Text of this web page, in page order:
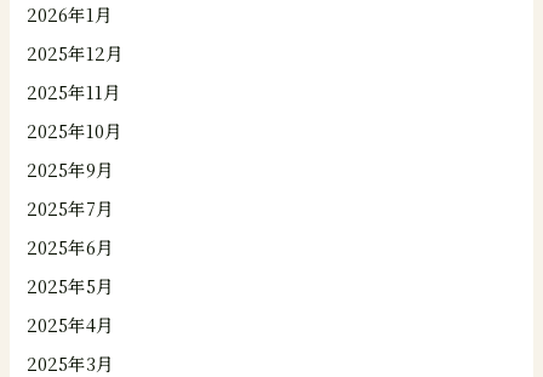
2026年1月
2025年12月
2025年11月
2025年10月
2025年9月
2025年7月
2025年6月
2025年5月
2025年4月
2025年3月